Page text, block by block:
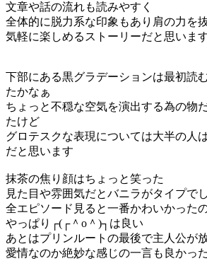
文章や話の流れも読みやすく
全体的に脱力系な印象もあり肩の力を
気軽に楽しめるストーリーだと思いま
下部にある黒グラデーションは最初読
たかなぁ
ちょっと不穏な空気を演出する為の物
たけど
グロテスクな表現については大半の人
だと思います
抹茶の焦り顔はちょっと笑った
見た目や雰囲気だとバニラがタイプで
全エピソード見ると一番かわいかった
やっぱり┌(┌＾o＾)┐は良い
あとはプリンルートの最後で主人公が
愛情なのか絶妙な感じの一言も良かっ